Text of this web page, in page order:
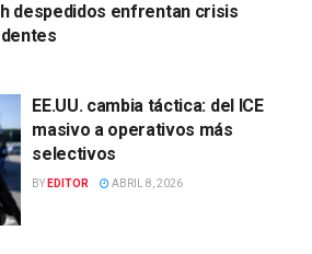
despedidos enfrentan crisis
EE.UU. cambia táctica: del ICE
masivo a operativos más
selectivos
BY EDITOR ABRIL 8, 2026